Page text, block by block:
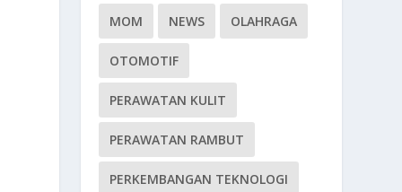
MOM NEWS OLAHRAGA
OTOMOTIF
PERAWATAN KULIT
PERAWATAN RAMBUT
PERKEMBANGAN TEKNOLOGI